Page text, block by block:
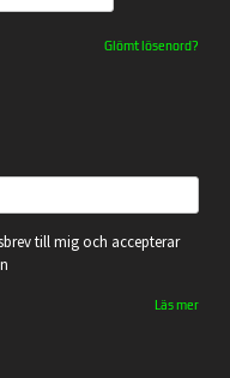
Glömt lösenord?
till mig och accepterar
Läs mer